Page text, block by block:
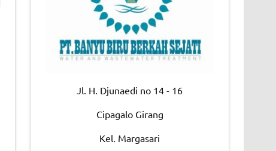
Jl. H. Djunaedi no 14 - 16
Cipagalo Girang
Kel. Margasari